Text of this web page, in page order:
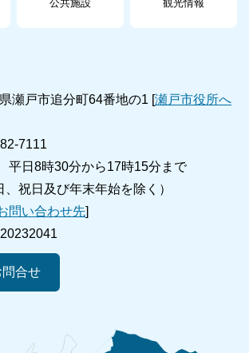
公共施設 観光情報
瀬戸市追分町64番地の1 [瀬戸市役所へ
7111
平日8時30分から17時15分まで
、祝日及び年末年始を除く）
問い合わせ先]
問合せ